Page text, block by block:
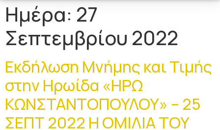
Ημέρα: 27
Σεπτεμβρίου 2022
Εκδήλωση Μνήμης και Τιμής
στην Ηρωίδα «ΗΡΩ
ΚΩΝΣΤΑΝΤΟΠΟΥΛΟΥ» – 25
ΣΕΠΤ 2022 Η ΟΜΙΛΙΑ ΤΟΥ